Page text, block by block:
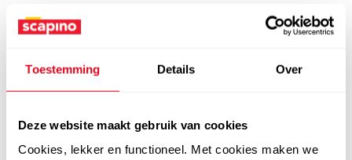
Toestemming Details Over
Deze website maakt gebruik van cookies
Cookies, lekker en functioneel. Met cookies maken we